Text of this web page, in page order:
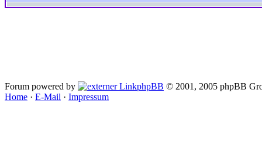
Forum powered by phpBB © 2001, 2005 phpBB
Home · E-Mail · Impressum